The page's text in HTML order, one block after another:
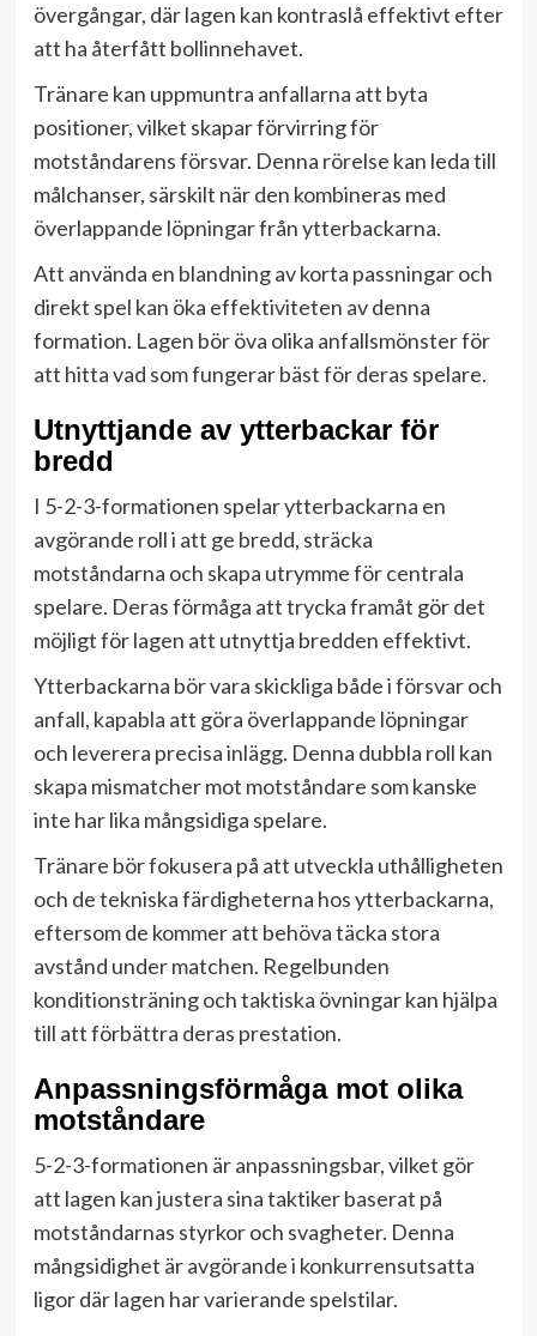
övergångar, där lagen kan kontraslå effektivt efter
att ha återfått bollinnehavet.
Tränare kan uppmuntra anfallarna att byta
positioner, vilket skapar förvirring för
motståndarens försvar. Denna rörelse kan leda till
målchanser, särskilt när den kombineras med
överlappande löpningar från ytterbackarna.
Att använda en blandning av korta passningar och
direkt spel kan öka effektiviteten av denna
formation. Lagen bör öva olika anfallsmönster för
att hitta vad som fungerar bäst för deras spelare.
Utnyttjande av ytterbackar för
bredd
I 5-2-3-formationen spelar ytterbackarna en
avgörande roll i att ge bredd, sträcka
motståndarna och skapa utrymme för centrala
spelare. Deras förmåga att trycka framåt gör det
möjligt för lagen att utnyttja bredden effektivt.
Ytterbackarna bör vara skickliga både i försvar och
anfall, kapabla att göra överlappande löpningar
och leverera precisa inlägg. Denna dubbla roll kan
skapa mismatcher mot motståndare som kanske
inte har lika mångsidiga spelare.
Tränare bör fokusera på att utveckla uthålligheten
och de tekniska färdigheterna hos ytterbackarna,
eftersom de kommer att behöva täcka stora
avstånd under matchen. Regelbunden
konditionsträning och taktiska övningar kan hjälpa
till att förbättra deras prestation.
Anpassningsförmåga mot olika
motståndare
5-2-3-formationen är anpassningsbar, vilket gör
att lagen kan justera sina taktiker baserat på
motståndarnas styrkor och svagheter. Denna
mångsidighet är avgörande i konkurrensutsatta
ligor där lagen har varierande spelstilar.